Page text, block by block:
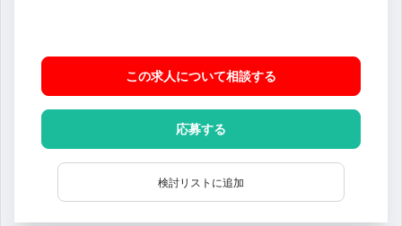
この求人について相談する
応募する
検討リストに追加